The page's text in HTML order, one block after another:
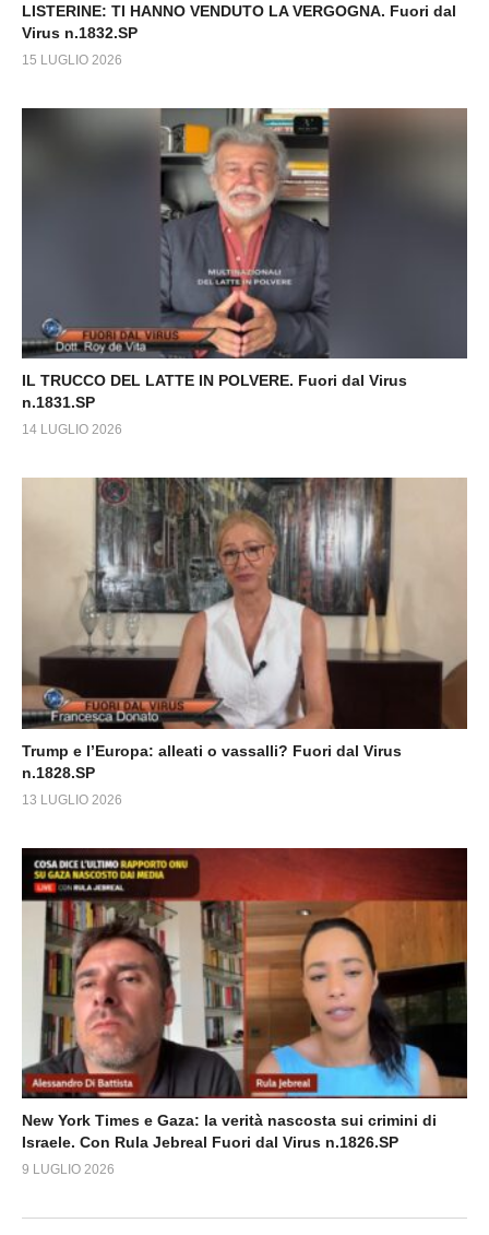
LISTERINE: TI HANNO VENDUTO LA VERGOGNA. Fuori dal
Virus n.1832.SP
15 LUGLIO 2026
IL TRUCCO DEL LATTE IN POLVERE. Fuori dal Virus
n.1831.SP
14 LUGLIO 2026
Trump e l’Europa: alleati o vassalli? Fuori dal Virus
n.1828.SP
13 LUGLIO 2026
New York Times e Gaza: la verità nascosta sui crimini di
Israele. Con Rula Jebreal Fuori dal Virus n.1826.SP
9 LUGLIO 2026